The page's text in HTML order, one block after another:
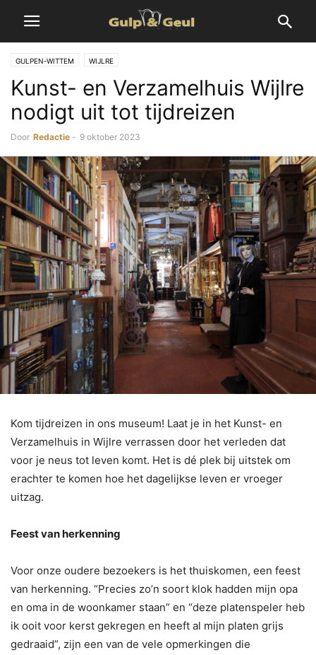
GULPEN-WITTEM WIJLRE
Kunst- en Verzamelhuis Wijlre
nodigt uit tot tijdreizen
Door Redactie - 9 oktober 2023
Kom tijdreizen in ons museum! Laat je in het Kunst- en
Verzamelhuis in Wijlre verrassen door het verleden dat
voor je neus tot leven komt. Het is dé plek bij uitstek om
erachter te komen hoe het dagelijkse leven er vroeger
uitzag.
Feest van herkenning
Voor onze oudere bezoekers is het thuiskomen, een feest
van herkenning. “Precies zo’n soort klok hadden mijn opa
en oma in de woonkamer staan” en “deze platenspeler heb
ik ooit voor kerst gekregen en heeft al mijn platen grijs
gedraaid”, zijn een van de vele opmerkingen die